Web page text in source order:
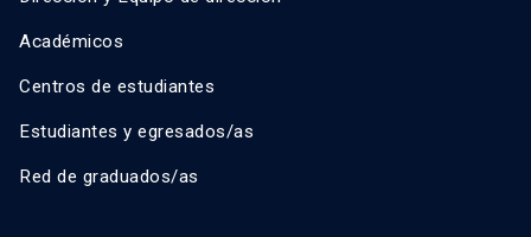
Académicos
Centros de estudiantes
Estudiantes y egresados/as
Red de graduados/as